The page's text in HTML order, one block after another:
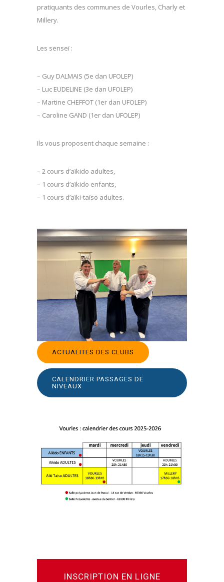
pratiquants des communes de Vourles, Charly et
Millery.
Les senseï :
– Guy DALMAIS (5e dan UFOLEP)
– Luc EUDELINE (3e dan UFOLEP)
– Martine CHEFFOT (1er dan UFOLEP)
– Caroline GAND (1er dan UFOLEP)
Ils vous proposent chaque semaine :
– 2 cours d’aïkido adultes,
– 1 cours d’aïkido enfants,
– 1 cours d’aïki-taïso adultes.
ACTUALITES DES CLUBS
CALENDRIER PASSAGES DE
NIVEAUX
INSCRIPTION EN LIGNE